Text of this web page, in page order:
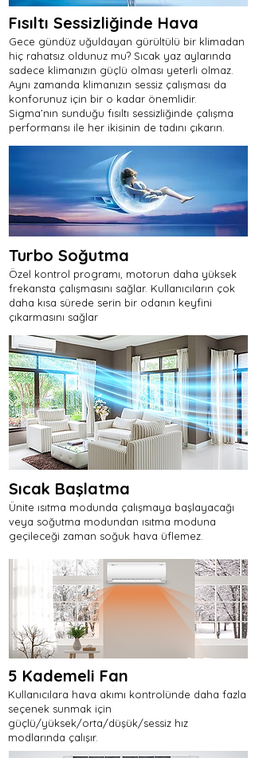
Fısıltı Sessizliğinde Hava
Gece gündüz uğuldayan gürültülü bir klimadan
hiç rahatsız oldunuz mu? Sıcak yaz aylarında
sadece klimanızın güçlü olması yeterli olmaz.
Aynı zamanda klimanızın sessiz çalışması da
konforunuz için bir o kadar önemlidir.
Sigma’nın sunduğu fısıltı sessizliğinde çalışma
performansı ile her ikisinin de tadını çıkarın.
Turbo Soğutma
Özel kontrol programı, motorun daha yüksek
frekansta çalışmasını sağlar. Kullanıcıların çok
daha kısa sürede serin bir odanın keyfini
çıkarmasını sağlar
Sıcak Başlatma
Ünite ısıtma modunda çalışmaya başlayacağı
veya soğutma modundan ısıtma moduna
geçileceği zaman soğuk hava üflemez.
5 Kademeli Fan
Kullanıcılara hava akımı kontrolünde daha fazla
seçenek sunmak için
güçlü/yüksek/orta/düşük/sessiz hız
modlarında çalışır.